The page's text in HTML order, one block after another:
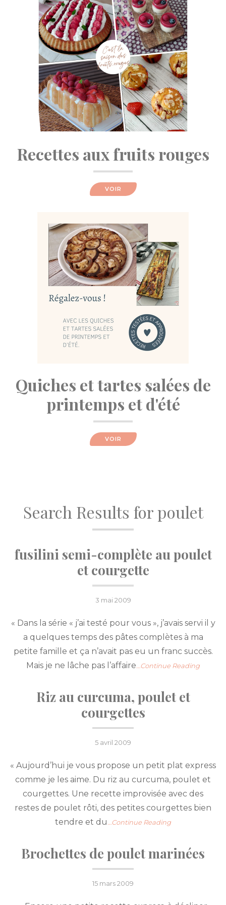
Recettes aux fruits rouges
VOIR
Quiches et tartes salées de
printemps et d'été
VOIR
Search Results forpoulet
fusilini semi-complète au poulet
et courgette
Posted
3 mai 2009
« Dans la série « j’ai testé pour vous », j’avais servi il y
a quelques temps des pâtes complètes à ma
petite famille et ça n’avait pas eu un franc succès.
Mais je ne lâche pas l’affaire…Continue Reading
Riz au curcuma, poulet et
courgettes
Posted
5 avril 2009
« Aujourd’hui je vous propose un petit plat express
comme je les aime. Du riz au curcuma, poulet et
courgettes. Une recette improvisée avec des
restes de poulet rôti, des petites courgettes bien
tendre et du…Continue Reading
Brochettes de poulet marinées
Posted
15 mars 2009